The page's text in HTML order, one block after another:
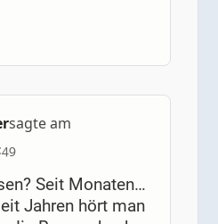
sagte am
Seit Monaten…
Jahren hört man